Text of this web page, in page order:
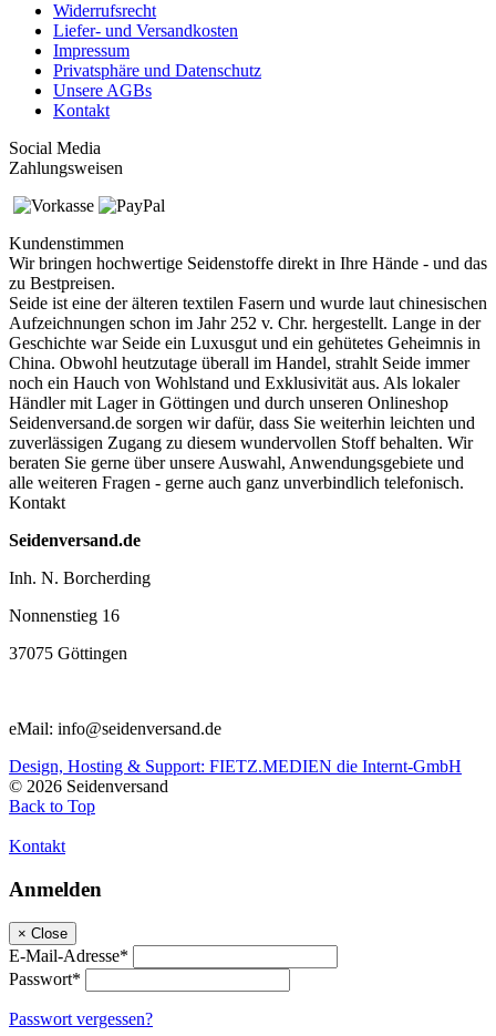
Widerrufsrecht
Liefer- und Versandkosten
Impressum
Privatsphäre und Datenschutz
Unsere AGBs
Kontakt
Social Media
Zahlungsweisen
Kundenstimmen
Wir bringen hochwertige Seidenstoffe direkt in Ihre Hände - und das
zu Bestpreisen.
Seide ist eine der älteren textilen Fasern und wurde laut chinesischen
Aufzeichnungen schon im Jahr 252 v. Chr. hergestellt. Lange in der
Geschichte war Seide ein Luxusgut und ein gehütetes Geheimnis in
China. Obwohl heutzutage überall im Handel, strahlt Seide immer
noch ein Hauch von Wohlstand und Exklusivität aus. Als lokaler
Händler mit Lager in Göttingen und durch unseren Onlineshop
Seidenversand.de sorgen wir dafür, dass Sie weiterhin leichten und
zuverlässigen Zugang zu diesem wundervollen Stoff behalten. Wir
beraten Sie gerne über unsere Auswahl, Anwendungsgebiete und
alle weiteren Fragen - gerne auch ganz unverbindlich telefonisch.
Kontakt
Seidenversand.de
Inh. N. Borcherding
Nonnenstieg 16
37075 Göttingen
eMail: info@seidenversand.de
Design, Hosting & Support: FIETZ.MEDIEN die Internt-GmbH
© 2026 Seidenversand
Back to Top
Kontakt
Anmelden
× Close
E-Mail-Adresse*
Passwort*
Passwort vergessen?